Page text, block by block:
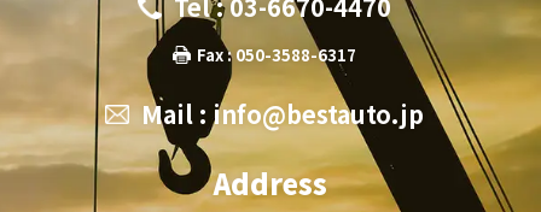
Fax : 050-3588-6317
Mail : info@bestauto.jp
Address